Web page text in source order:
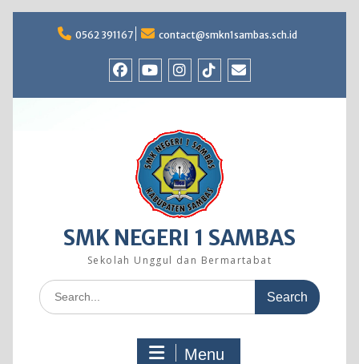
0562 391167 contact@smkn1sambas.sch.id
SMK NEGERI 1 SAMBAS
Sekolah Unggul dan Bermartabat
Search
for:
Menu